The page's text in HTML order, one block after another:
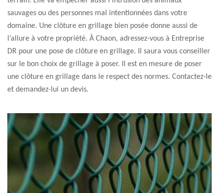
sauvages ou des personnes mal intentionnées dans votre
domaine. Une clôture en grillage bien posée donne aussi de
l’allure à votre propriété. À Chaon, adressez-vous à Entreprise
DR pour une pose de clôture en grillage. Il saura vous conseiller
sur le bon choix de grillage à poser. Il est en mesure de poser
une clôture en grillage dans le respect des normes. Contactez-le
et demandez-lui un devis.